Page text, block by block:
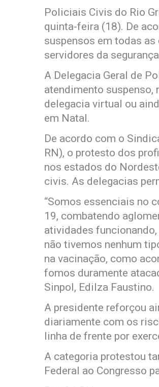
Policiais Civis do Rio
quinta-feira (18). De
suspensos em todas
servidores da
A Delegacia Geral de
atendimento suspenso,
delegacia virtual ou
em Natal.
De acordo com o
RN), o protesto dos
nos estados do
civis. As delegacias
“Somos essenciais no
19, combatendo
atividades
não tivemos nenhum
na vacinação, como
fomos duramente
Sinpol, Edilza Faustino.
A presidente reforçou
diariamente com os
linha de frente por
A categoria protestou
Federal ao Congresso